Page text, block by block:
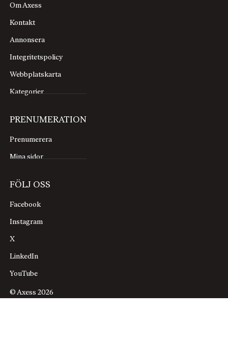
Om Axess
Kontakt
Annonsera
Integritetspolicy
Webbplatskarta
Kategorier
PRENUMERATION
Prenumerera
Mina sidor
FÖLJ OSS
Facebook
Instagram
X
LinkedIn
YouTube
© Axess 2026